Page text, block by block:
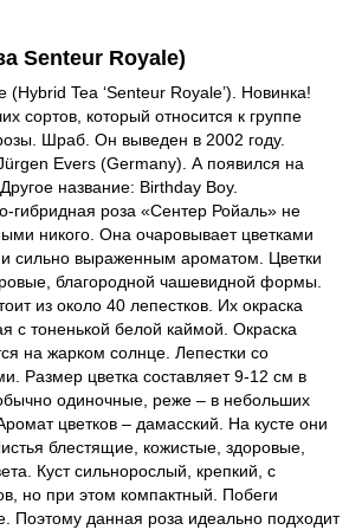
Senteur Royale)
(Hybrid Tea ‘Senteur Royale’). Новинка!
сортов, который относится к группе
Шраб. Он выведен в 2002 году.
Evers (Germany). А появился на
название: Birthday Boy.
гибридная роза «Сентер Ройаль» не
никого. Она очаровывает цветками
и сильно выраженным ароматом. Цветки
благородной чашевидной формы.
из около 40 лепестков. Их окраска
с тоненькой белой каймой. Окраска
на жарком солнце. Лепестки со
Размер цветка составляет 9-12 см в
одиночные, реже – в небольших
цветков – дамасский. На кусте они
блестящие, кожистые, здоровые,
Куст сильнорослый, крепкий, с
но при этом компактный. Побеги
Поэтому данная роза идеально подходит